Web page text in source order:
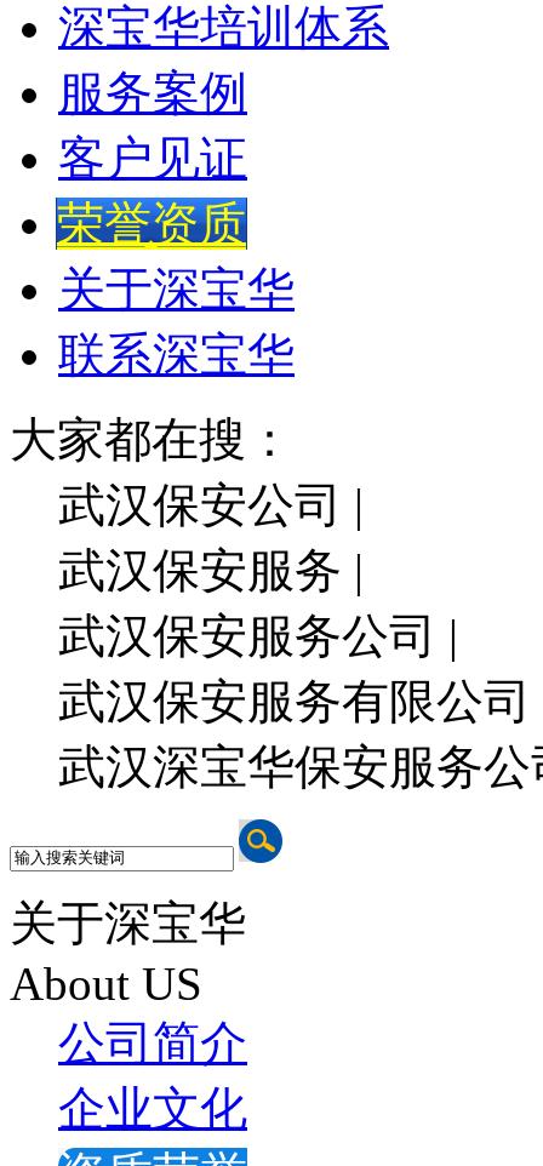
深宝华培训体系
服务案例
客户见证
荣誉资质
关于深宝华
联系深宝华
大家都在搜：
武汉保安公司 |
武汉保安服务 |
武汉保安服务公司 |
武汉保安服务有限公司
武汉深宝华保安服务公
关于深宝华
About US
公司简介
企业文化